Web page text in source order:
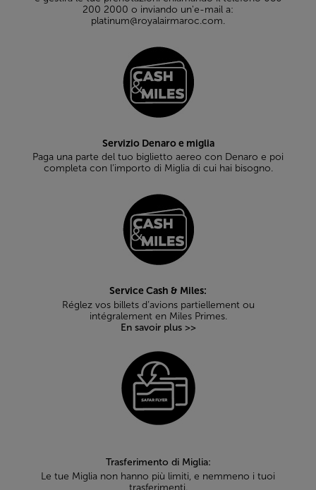
200 2000 o inviando un'e-mail a:
platinum@royalairmaroc.com.
Servizio Denaro e miglia
Paga una parte del tuo biglietto aereo con Denaro e poi
completa con l’importo di Miglia di cui hai bisogno.
Service Cash & Miles:
Réglez vos billets d’avions partiellement ou
intégralement en Miles Primes.
En savoir plus >>
Trasferimento di Miglia:
Le tue Miglia non hanno più limiti, e nemmeno i tuoi
trasferimenti.